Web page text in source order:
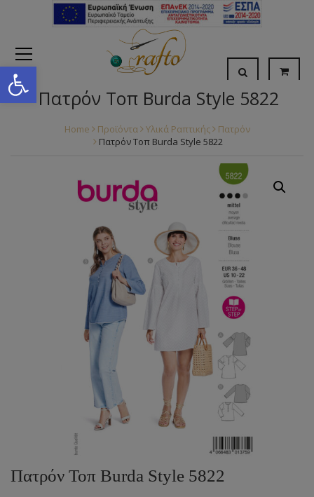
Open toolbar
Πατρόν Τοπ Burda Style 5822
Home Προϊόντα Υλικά Ραπτικής
Πατρόν
Πατρόν Τοπ Burda Style 5822
Πατρόν Τοπ Burda Style 5822